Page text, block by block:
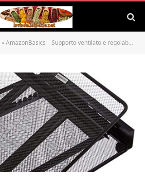
»AmazonBasics – Supporto ventilato e regolabile per laptop